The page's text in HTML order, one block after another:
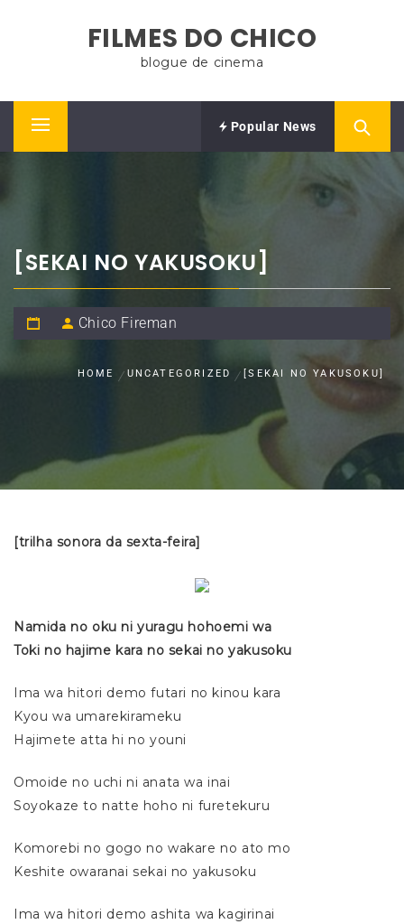
FILMES DO CHICO
blogue de cinema
Primary
Popular News
[SEKAI NO YAKUSOKU]
Chico Fireman
HOME UNCATEGORIZED [SEKAI NO YAKUSOKU]
[trilha sonora da sexta-feira]
Namida no oku ni yuragu hohoemi wa
Toki no hajime kara no sekai no yakusoku
Ima wa hitori demo futari no kinou kara
Kyou wa umarekirameku
Hajimete atta hi no youni
Omoide no uchi ni anata wa inai
Soyokaze to natte hoho ni furetekuru
Komorebi no gogo no wakare no ato mo
Keshite owaranai sekai no yakusoku
Ima wa hitori demo ashita wa kagirinai